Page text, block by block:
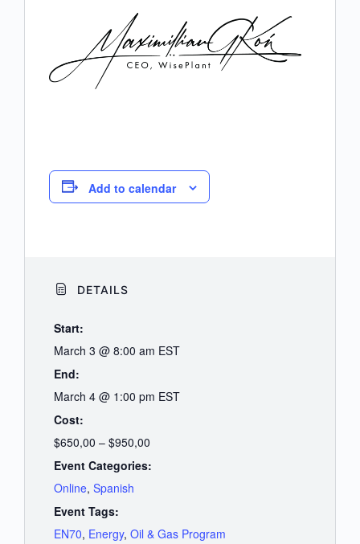
Add to calendar
DETAILS
Start:
March 3 @ 8:00 am EST
End:
March 4 @ 1:00 pm EST
Cost:
$650,00 – $950,00
Event Categories:
Online, Spanish
Event Tags:
EN70, Energy, Oil & Gas Program